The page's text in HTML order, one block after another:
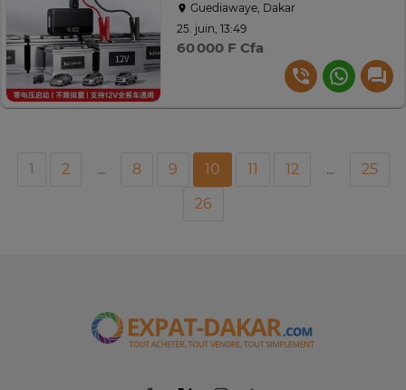
Guediawaye, Dakar
25. juin, 13:49
60 000 F Cfa
1 2 ... 8 9 10 11 12 ...
25
26